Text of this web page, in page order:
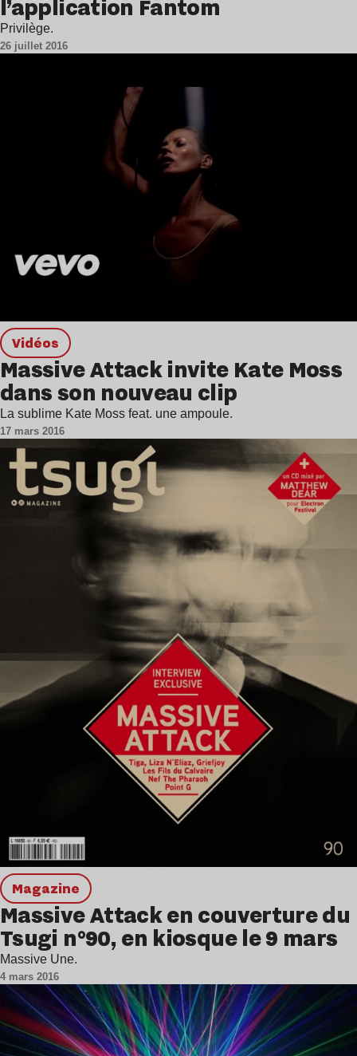
l’application Fantom
Privilège.
26 juillet 2016
Vidéos
Massive Attack invite Kate Moss
dans son nouveau clip
La sublime Kate Moss feat. une ampoule.
17 mars 2016
magazine
Massive Attack en couverture du
Tsugi n°90, en kiosque le 9 mars
Massive Une.
4 mars 2016